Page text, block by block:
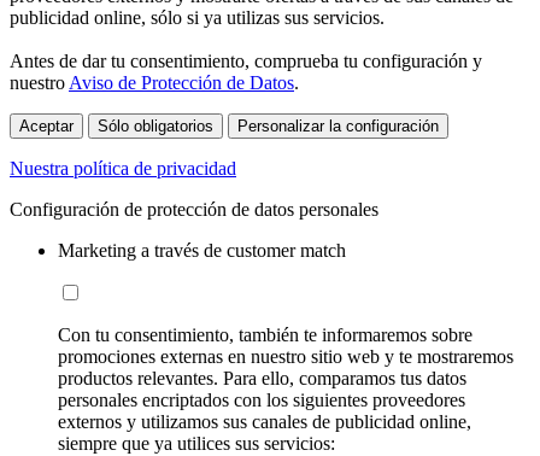
publicidad online, sólo si ya utilizas sus servicios.
Antes de dar tu consentimiento, comprueba tu configuración y
nuestro Aviso de Protección de Datos.
Aceptar Sólo obligatorios Personalizar la configuración
Nuestra política de privacidad
Configuración de protección de datos personales
Marketing a través de customer match
Con tu consentimiento, también te informaremos sobre
promociones externas en nuestro sitio web y te mostraremos
productos relevantes. Para ello, comparamos tus datos
personales encriptados con los siguientes proveedores
externos y utilizamos sus canales de publicidad online,
siempre que ya utilices sus servicios: